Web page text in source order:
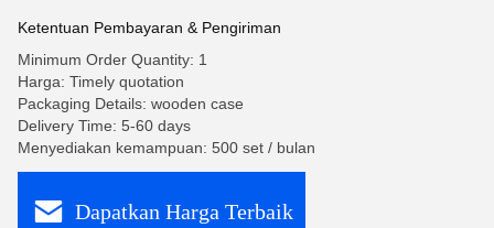
Ketentuan Pembayaran & Pengiriman
Minimum Order Quantity: 1
Harga: Timely quotation
Packaging Details: wooden case
Delivery Time: 5-60 days
Menyediakan kemampuan: 500 set / bulan
Dapatkan Harga Terbaik